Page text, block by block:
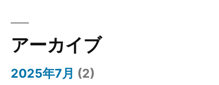
アーカイブ
2025年7月 (2)